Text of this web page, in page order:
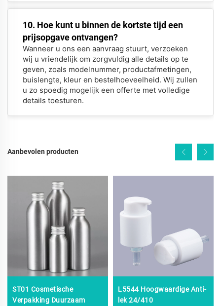
10. Hoe kunt u binnen de kortste tijd een
prijsopgave ontvangen?
Wanneer u ons een aanvraag stuurt, verzoeken
wij u vriendelijk om zorgvuldig alle details op te
geven, zoals modelnummer, productafmetingen,
buislengte, kleur en bestelhoeveelheid. Wij zullen
u zo spoedig mogelijk een offerte met volledige
details toesturen.
Aanbevolen producten
ST01 Cosmetische
Verpakking Duurzaam
L5544 Hoogwaardige Anti-
lek 24/410